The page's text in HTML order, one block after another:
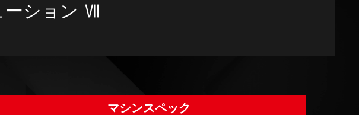
ーション Ⅶ
マシンスペック